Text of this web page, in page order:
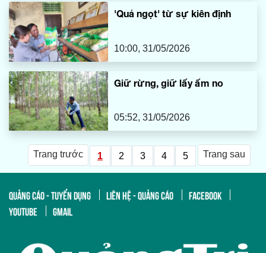
'Quả ngọt' từ sự kiên định
10:00, 31/05/2026
Giữ rừng, giữ lấy ấm no
05:52, 31/05/2026
Trang trước 1 2 3 4 5 Trang sau
QUẢNG CÁO - TUYỂN DỤNG LIÊN HỆ - QUẢNG CÁO
FACEBOOK
YOUTUBE
GMAIL